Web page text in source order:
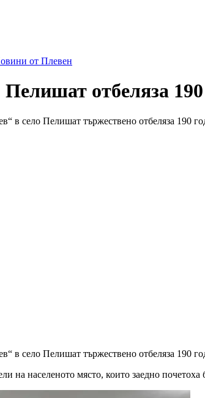
от Плевен
отбеляза
село Пелишат тържествено отбеляза 190
село Пелишат тържествено отбеляза 190
на населеното място, които заедно